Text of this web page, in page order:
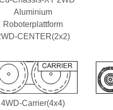
CENTER(2x2)
4WD-Carrier(4x4)